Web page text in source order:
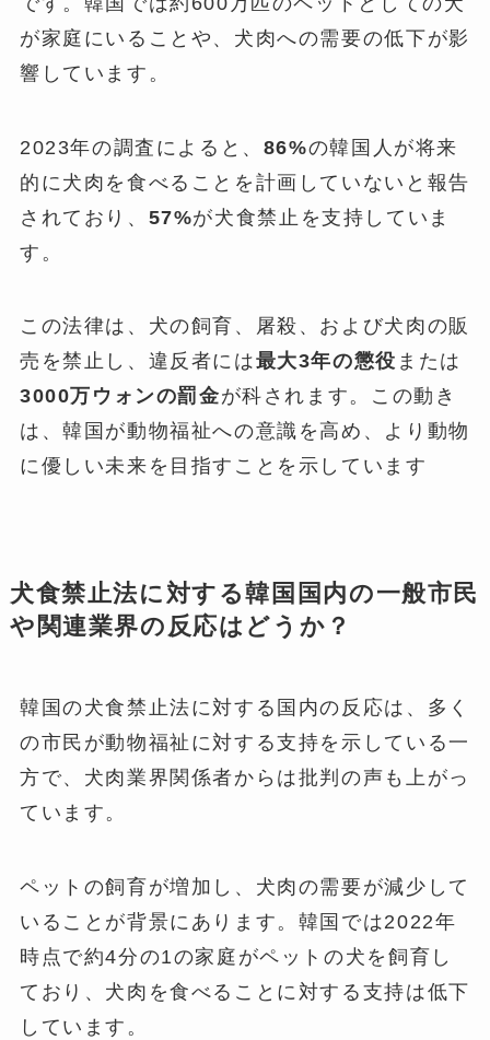
が家庭にいることや、犬肉への需要の低下が影
響しています。
2023年の調査によると、 86%の韓国人が将来
的に犬肉を食べることを計画していないと報告
されており、 57%が犬食禁止を支持していま
す。
この法律は、犬の飼育、屠殺、および犬肉の販
売を禁止し、違反者には最大3年の懲役 または
3000万ウォンの罰金が科されます。この動き
は、韓国が動物福祉への意識を高め、より動物
に優しい未来を目指すことを示しています
犬食禁止法に対する韓国国内の一般市民
や関連業界の反応はどうか？
韓国の犬食禁止法に対する国内の反応は、多く
の市民が動物福祉に対する支持を示している一
方で、犬肉業界関係者からは批判の声も上がっ
ています。
ペットの飼育が増加し、犬肉の需要が減少して
いることが背景にあります。韓国では2022年
時点で約4分の1の家庭がペットの犬を飼育し
ており、犬肉を食べることに対する支持は低下
しています。